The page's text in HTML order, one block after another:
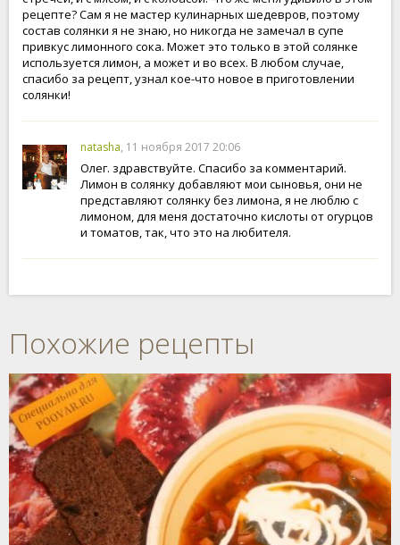
рецепте? Сам я не мастер кулинарных шедевров, поэтому
состав солянки я не знаю, но никогда не замечал в супе
привкус лимонного сока. Может это только в этой солянке
используется лимон, а может и во всех. В любом случае,
спасибо за рецепт, узнал кое-что новое в приготовлении
солянки!
natasha, 11 ноября 2017 20:06
Олег. здравствуйте. Спасибо за комментарий.
Лимон в солянку добавляют мои сыновья, они не
представляют солянку без лимона, я не люблю с
лимоном, для меня достаточно кислоты от огурцов
и томатов, так, что это на любителя.
Похожие рецепты